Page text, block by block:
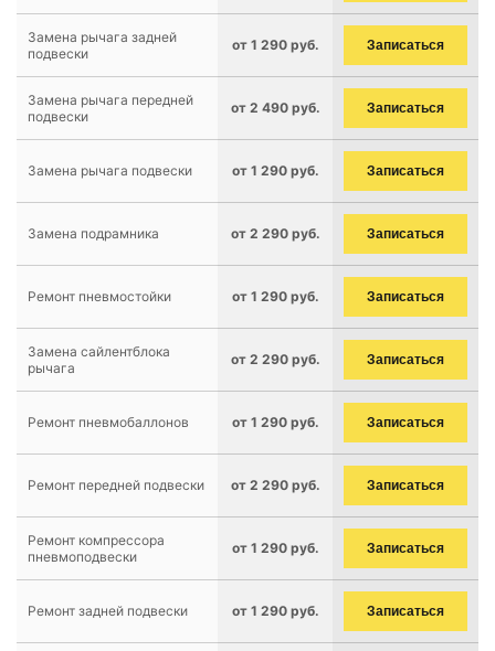
Замена рычага задней
подвески
от 1 290 руб. Записаться
Замена рычага передней
подвески
от 2 490 руб. Записаться
Замена рычага подвески от 1 290 руб. Записаться
Замена подрамника от 2 290 руб. Записаться
Ремонт пневмостойки от 1 290 руб. Записаться
Замена сайлентблока
рычага
от 2 290 руб. Записаться
Ремонт пневмобаллонов от 1 290 руб. Записаться
Ремонт передней подвески от 2 290 руб. Записаться
Ремонт компрессора
пневмоподвески
от 1 290 руб. Записаться
Ремонт задней подвески от 1 290 руб. Записаться